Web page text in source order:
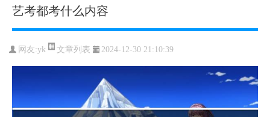
艺考都考什么内容
网友:yk 文章列表 2024-12-30 21:10:39